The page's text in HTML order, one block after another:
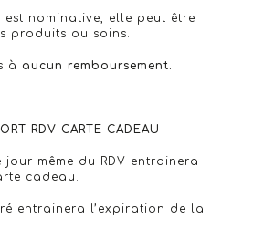
nominative, elle peut être
produits ou soins.
à aucun remboursement.
RDV CARTE CADEAU
même du RDV entrainera
cadeau.
entrainera l’expiration de la